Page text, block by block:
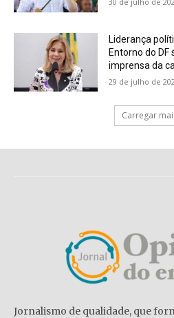
Liderança
Entorno do DF
imprensa da
29 de julho de
Carregar
Jornalismo de qualidade, que